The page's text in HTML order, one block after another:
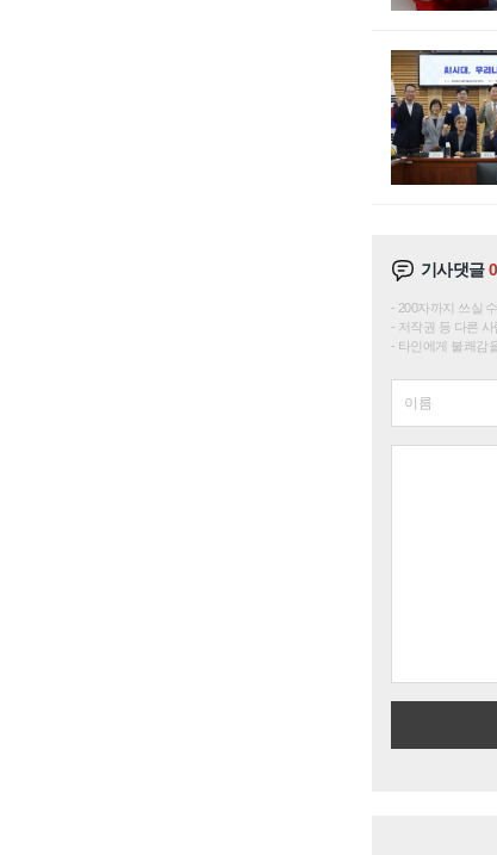
기사댓글0
200자까지 쓰실
저작권 등 다른
타인에게 불쾌감